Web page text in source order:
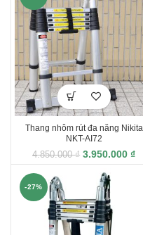
Thang nhôm rút đa năng Nikita
NKT-AI72
4.850.000₫ 3.950.000 ₫
-27%